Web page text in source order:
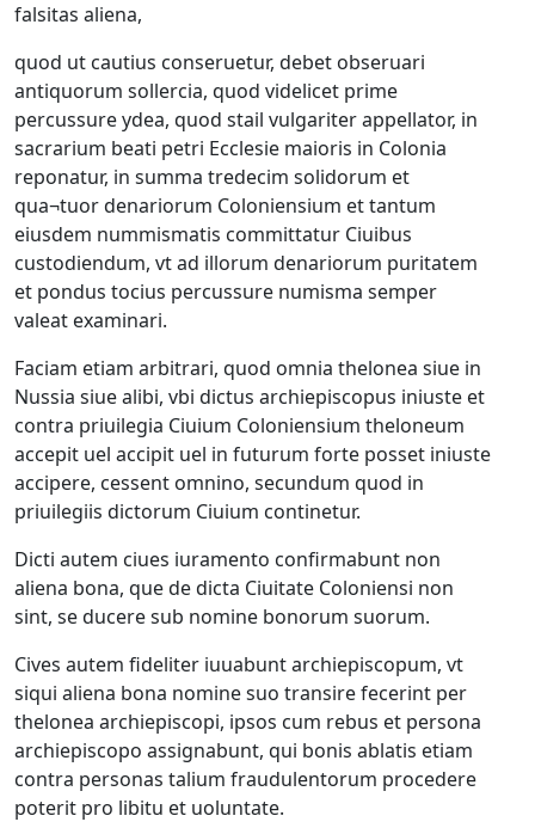
falsitas aliena,
quod ut cautius conseruetur, debet obseruari
antiquorum sollercia, quod videlicet prime
percussure ydea, quod stail vulgariter appellator, in
sacrarium beati petri Ecclesie maioris in Colonia
reponatur, in summa tredecim solidorum et
qua¬tuor denariorum Coloniensium et tantum
eiusdem nummismatis committatur Ciuibus
custodiendum, vt ad illorum denariorum puritatem
et pondus tocius percussure numisma semper
valeat examinari.
Faciam etiam arbitrari, quod omnia thelonea siue in
Nussia siue alibi, vbi dictus archiepiscopus iniuste et
contra priuilegia Ciuium Coloniensium theloneum
accepit uel accipit uel in futurum forte posset iniuste
accipere, cessent omnino, secundum quod in
priuilegiis dictorum Ciuium continetur.
Dicti autem ciues iuramento confirmabunt non
aliena bona, que de dicta Ciuitate Coloniensi non
sint, se ducere sub nomine bonorum suorum.
Cives autem fideliter iuuabunt archiepiscopum, vt
siqui aliena bona nomine suo transire fecerint per
thelonea archiepiscopi, ipsos cum rebus et persona
archiepiscopo assignabunt, qui bonis ablatis etiam
contra personas talium fraudulentorum procedere
poterit pro libitu et uoluntate.